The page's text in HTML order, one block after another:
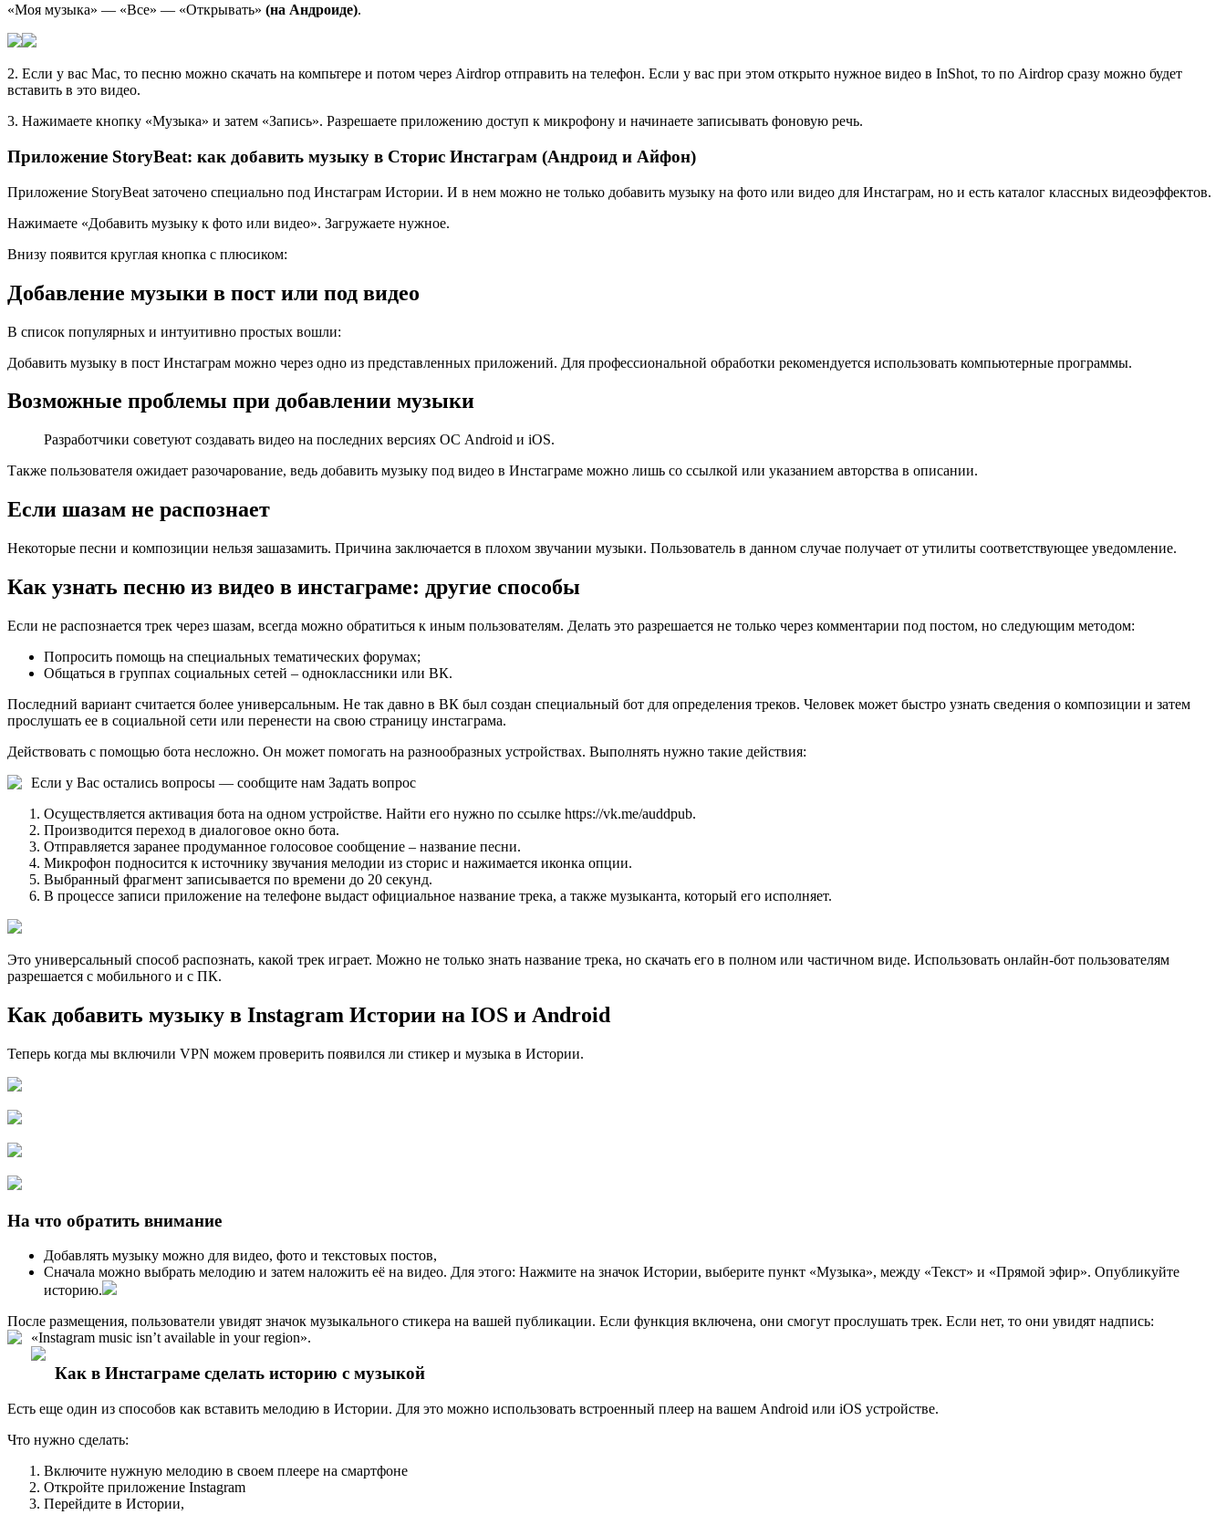
«Моя музыка» — «Все» — «Открывать» (на Андроиде).
2. Если у вас Mac, то песню можно скачать на компьтере и потом через Airdrop отправить на телефон. Если у вас при этом открыто нужное видео в InShot, то по Airdrop сразу можно будет
вставить в это видео.
3. Нажимаете кнопку «Музыка» и затем «Запись». Разрешаете приложению доступ к микрофону и начинаете записывать фоновую речь.
Приложение StoryBeat: как добавить музыку в Сторис Инстаграм (Андроид и Айфон)
Приложение StoryBeat заточено специально под Инстаграм Истории. И в нем можно не только добавить музыку на фото или видео для Инстаграм, но и есть каталог классных видеоэффектов.
Нажимаете «Добавить музыку к фото или видео». Загружаете нужное.
Внизу появится круглая кнопка с плюсиком:
Добавление музыки в пост или под видео
В список популярных и интуитивно простых вошли:
Добавить музыку в пост Инстаграм можно через одно из представленных приложений. Для профессиональной обработки рекомендуется использовать компьютерные программы.
Возможные проблемы при добавлении музыки
Разработчики советуют создавать видео на последних версиях ОС Android и iOS.
Также пользователя ожидает разочарование, ведь добавить музыку под видео в Инстаграме можно лишь со ссылкой или указанием авторства в описании.
Если шазам не распознает
Некоторые песни и композиции нельзя зашазамить. Причина заключается в плохом звучании музыки. Пользователь в данном случае получает от утилиты соответствующее уведомление.
Как узнать песню из видео в инстаграме: другие способы
Если не распознается трек через шазам, всегда можно обратиться к иным пользователям. Делать это разрешается не только через комментарии под постом, но следующим методом:
Попросить помощь на специальных тематических форумах;
Общаться в группах социальных сетей – одноклассники или ВК.
Последний вариант считается более универсальным. Не так давно в ВК был создан специальный бот для определения треков. Человек может быстро узнать сведения о композиции и затем
прослушать ее в социальной сети или перенести на свою страницу инстаграма.
Действовать с помощью бота несложно. Он может помогать на разнообразных устройствах. Выполнять нужно такие действия:
Если у Вас остались вопросы — сообщите нам Задать вопрос
Осуществляется активация бота на одном устройстве. Найти его нужно по ссылке https://vk.me/auddpub.
Производится переход в диалоговое окно бота.
Отправляется заранее продуманное голосовое сообщение – название песни.
Микрофон подносится к источнику звучания мелодии из сторис и нажимается иконка опции.
Выбранный фрагмент записывается по времени до 20 секунд.
В процессе записи приложение на телефоне выдаст официальное название трека, а также музыканта, который его исполняет.
Это универсальный способ распознать, какой трек играет. Можно не только знать название трека, но скачать его в полном или частичном виде. Использовать онлайн-бот пользователям
разрешается с мобильного и с ПК.
Как добавить музыку в Instagram Истории на IOS и Android
Теперь когда мы включили VPN можем проверить появился ли стикер и музыка в Истории.
На что обратить внимание
Добавлять музыку можно для видео, фото и текстовых постов,
Сначала можно выбрать мелодию и затем наложить её на видео. Для этого: Нажмите на значок Истории, выберите пункт «Музыка», между «Текст» и «Прямой эфир». Опубликуйте
историю.
После размещения, пользователи увидят значок музыкального стикера на вашей публикации. Если функция включена, они смогут прослушать трек. Если нет, то они увидят надпись:
«Instagram music isn’t available in your region».
Как в Инстаграме сделать историю с музыкой
Есть еще один из способов как вставить мелодию в Истории. Для это можно использовать встроенный плеер на вашем Android или iOS устройстве.
Что нужно сделать:
Включите нужную мелодию в своем плеере на смартфоне
Откройте приложение Instagram
Перейдите в Истории,